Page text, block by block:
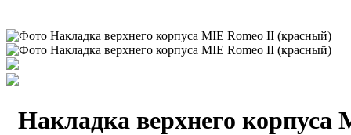
Накладка верхнего